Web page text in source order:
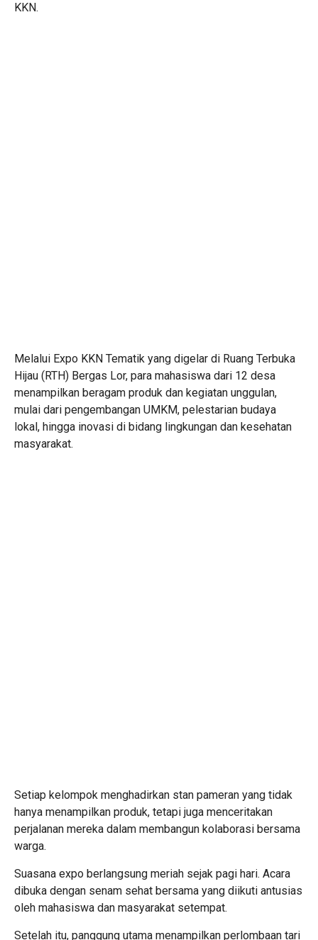
KKN.
Melalui Expo KKN Tematik yang digelar di Ruang Terbuka
Hijau (RTH) Bergas Lor, para mahasiswa dari 12 desa
menampilkan beragam produk dan kegiatan unggulan,
mulai dari pengembangan UMKM, pelestarian budaya
lokal, hingga inovasi di bidang lingkungan dan kesehatan
masyarakat.
Setiap kelompok menghadirkan stan pameran yang tidak
hanya menampilkan produk, tetapi juga menceritakan
perjalanan mereka dalam membangun kolaborasi bersama
warga.
Suasana expo berlangsung meriah sejak pagi hari. Acara
dibuka dengan senam sehat bersama yang diikuti antusias
oleh mahasiswa dan masyarakat setempat.
Setelah itu, panggung utama menampilkan perlombaan tari